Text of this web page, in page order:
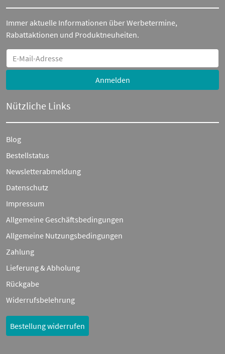
Immer aktuelle Informationen über Werbetermine,
Rabattaktionen und Produktneuheiten.
Anmelden
Nützliche Links
Blog
Bestellstatus
Newsletterabmeldung
Datenschutz
Impressum
Allgemeine Geschäftsbedingungen
Allgemeine Nutzungsbedingungen
Zahlung
Lieferung & Abholung
Rückgabe
Widerrufsbelehrung
Bestellung widerrufen